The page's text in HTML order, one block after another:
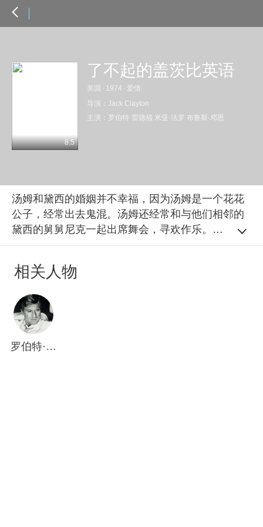
8.5
了不起的盖茨比英语
美国 · 1974 · 爱情
导演： Jack Clayton
主演： 罗伯特·雷德福 米亚·法罗 布鲁斯·邓恩
汤姆和黛西的婚姻并不幸福，因为汤姆是一个花花
公子，经常出去鬼混。汤姆还经常和与他们相邻的
黛西的舅舅尼克一起出席舞会，寻欢作乐。尼克的
带着他的侄女黛西来他家作客。此时，黛西认出了
盖茨比只是一个穷小子，为了改变命运而出国拼
搏，黛西正是在这个时候与汤姆结了婚。两人很快
旧情复燃。
相关人物
罗伯特·雷德福